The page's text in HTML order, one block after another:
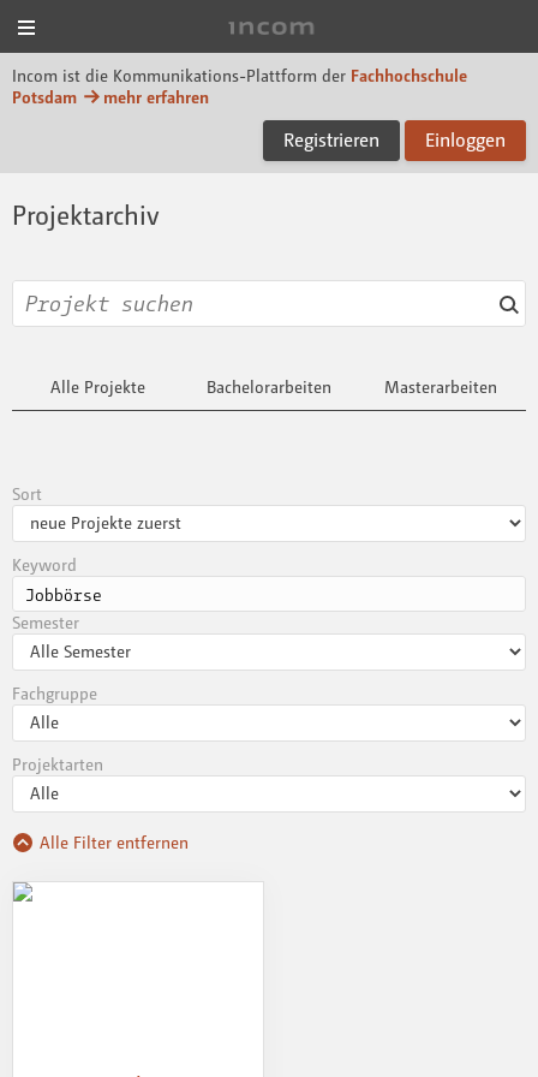
Incom ist die Kommunikations-Plattform der Fachhochschule
Potsdam
mehr erfahren
Registrieren Einloggen
Projektarchiv
Alle Projekte Bachelorarbeiten Masterarbeiten
Sort
Keyword
Semester
Fachgruppe
Projektarten
Alle Filter entfernen